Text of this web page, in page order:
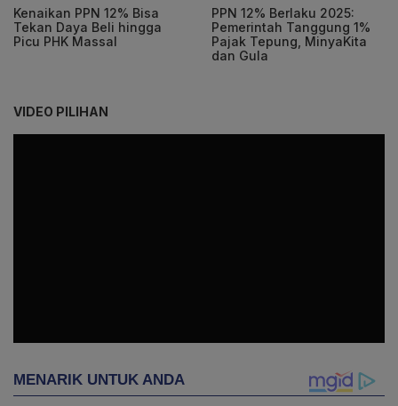
Kenaikan PPN 12% Bisa
Tekan Daya Beli hingga
Picu PHK Massal
PPN 12% Berlaku 2025:
Pemerintah Tanggung 1%
Pajak Tepung, MinyaKita
dan Gula
VIDEO PILIHAN